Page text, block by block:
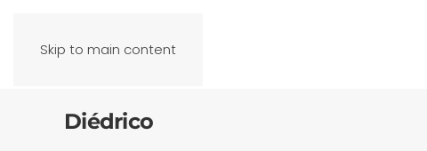
Skip to main content
Diédrico